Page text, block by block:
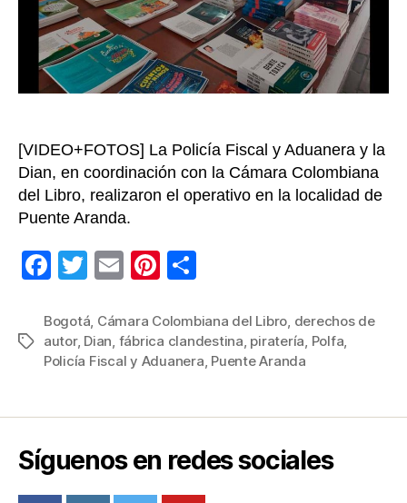
obras
[VIDEO+FOTOS] La Policía Fiscal y Aduanera y la
Dian, en coordinación con la Cámara Colombiana
del Libro, realizaron el operativo en la localidad de
Puente Aranda.
F
c
e
o
k
T
tt
er
E
ail
Pi
er
e
m
p
tir
Etiquetas
Bogotá Cámara Colombiana del Libro derechos de
autor, Dian fábrica clandestina piratería Polfa
Policía Fiscal y Aduanera Puente Aranda
Síguenos en redes sociales